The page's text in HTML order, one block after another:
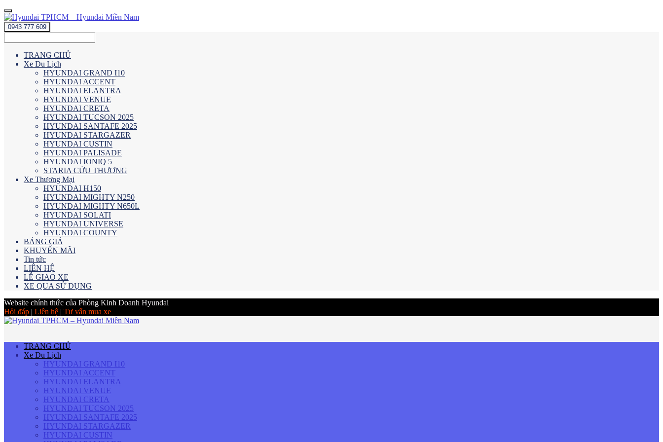
0943 777 609
TRANG CHỦ
Xe Du Lịch
HYUNDAI GRAND I10
HYUNDAI ACCENT
HYUNDAI ELANTRA
HYUNDAI VENUE
HYUNDAI CRETA
HYUNDAI TUCSON 2025
HYUNDAI SANTAFE 2025
HYUNDAI STARGAZER
HYUNDAI CUSTIN
HYUNDAI PALISADE
HYUNDAI IONIQ 5
STARIA CỨU THƯƠNG
Xe Thương Mại
HYUNDAI H150
HYUNDAI MIGHTY N250
HYUNDAI MIGHTY N650L
HYUNDAI SOLATI
HYUNDAI UNIVERSE
HYUNDAI COUNTY
BẢNG GIÁ
KHUYẾN MÃI
Tin tức
LIÊN HỆ
LỄ GIAO XE
XE QUA SỬ DỤNG
Website chính thức của Phòng Kinh Doanh Hyundai
Hỏi đáp | Liên hệ | Tư vấn mua xe
TRANG CHỦ
Xe Du Lịch
HYUNDAI GRAND I10
HYUNDAI ACCENT
HYUNDAI ELANTRA
HYUNDAI VENUE
HYUNDAI CRETA
HYUNDAI TUCSON 2025
HYUNDAI SANTAFE 2025
HYUNDAI STARGAZER
HYUNDAI CUSTIN